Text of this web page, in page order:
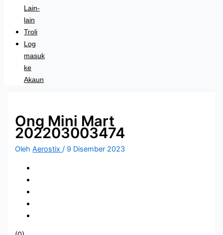
Lain-
lain
Troli
Log
masuk
ke
Akaun
Ong Mini Mart
202203003474
OlehAerostix/ 9 Disember 2023